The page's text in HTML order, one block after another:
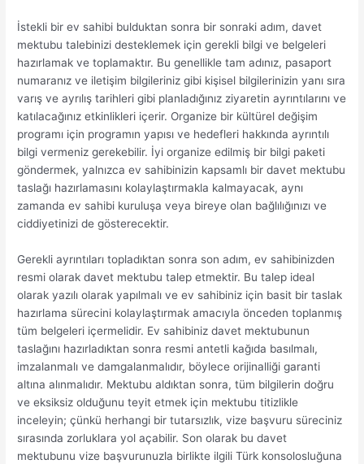
İstekli bir ev sahibi bulduktan sonra bir sonraki adım, davet
mektubu talebinizi desteklemek için gerekli bilgi ve belgeleri
hazırlamak ve toplamaktır. Bu genellikle tam adınız, pasaport
numaranız ve iletişim bilgileriniz gibi kişisel bilgilerinizin yanı sıra
varış ve ayrılış tarihleri ​​gibi planladığınız ziyaretin ayrıntılarını ve
katılacağınız etkinlikleri içerir. Organize bir kültürel değişim
programı için programın yapısı ve hedefleri hakkında ayrıntılı
bilgi vermeniz gerekebilir. İyi organize edilmiş bir bilgi paketi
göndermek, yalnızca ev sahibinizin kapsamlı bir davet mektubu
taslağı hazırlamasını kolaylaştırmakla kalmayacak, aynı
zamanda ev sahibi kuruluşa veya bireye olan bağlılığınızı ve
ciddiyetinizi de gösterecektir.
Gerekli ayrıntıları topladıktan sonra son adım, ev sahibinizden
resmi olarak davet mektubu talep etmektir. Bu talep ideal
olarak yazılı olarak yapılmalı ve ev sahibiniz için basit bir taslak
hazırlama sürecini kolaylaştırmak amacıyla önceden toplanmış
tüm belgeleri içermelidir. Ev sahibiniz davet mektubunun
taslağını hazırladıktan sonra resmi antetli kağıda basılmalı,
imzalanmalı ve damgalanmalıdır, böylece orijinalliği garanti
altına alınmalıdır. Mektubu aldıktan sonra, tüm bilgilerin doğru
ve eksiksiz olduğunu teyit etmek için mektubu titizlikle
inceleyin; çünkü herhangi bir tutarsızlık, vize başvuru süreciniz
sırasında zorluklara yol açabilir. Son olarak bu davet
mektubunu vize başvurunuzla birlikte ilgili Türk konsolosluğuna